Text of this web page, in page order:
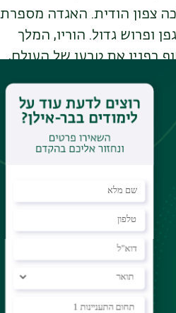
צפון הודית. האגדה מספרת
ופרוש גדול. הוריו, המלך
בפניו את טבעו של העולם,
בגיל 29, נוכח בטבעו האמיתי של העולם, שהוא לידה,
סיגופים קשים. לאחר שש
האמצע בין נהנתנות ובין
א. הכול סבל;
היא האמצעי להפסקת
וזו זכתה להצלחה
אולם מאוחר יותר נפוצה
כולה. במאה העשרים
בן גוריון, ראש הממשלה